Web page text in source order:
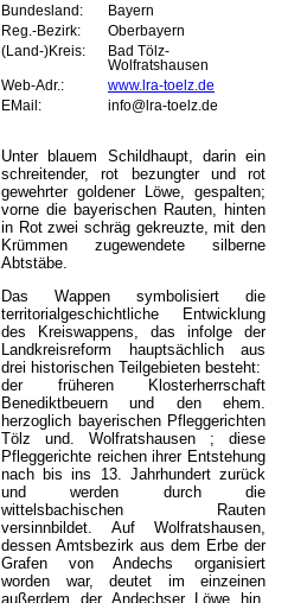
Bundesland:
Bayern
Reg.-Bezirk:
Oberbayern
(Land-)Kreis:
Bad Tölz-
Wolfratshausen
Web-Adr.:
www.lra-toelz.de
EMail:
info@lra-toelz.de
Unter blauem Schildhaupt, darin ein
schreitender, rot bezungter und rot
gewehrter goldener Löwe, gespalten;
vorne die bayerischen Rauten, hinten
in Rot zwei schräg gekreuzte, mit den
Krümmen zugewendete silberne
Abtstäbe.
Das Wappen symbolisiert die
territorialgeschichtliche Entwicklung
des Kreiswappens, das infolge der
Landkreisreform hauptsächlich aus
drei historischen Teilgebieten besteht:
der früheren Klosterherrschaft
Benediktbeuern und den ehem.
herzoglich bayerischen Pfleggerichten
Tölz und. Wolfratshausen ; diese
Pfleggerichte reichen ihrer Entstehung
nach bis ins 13. Jahrhundert zurück
und werden durch die
wittelsbachischen Rauten
versinnbildet. Auf Wolfratshausen,
dessen Amtsbezirk aus dem Erbe der
Grafen von Andechs organisiert
worden war, deutet im einzeinen
außerdem der Andechser Löwe hin.